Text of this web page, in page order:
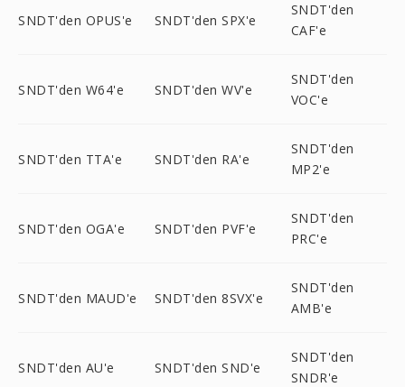
SNDT'den OPUS'e SNDT'den SPX'e
SNDT'den
CAF'e
SNDT'den W64'e SNDT'den WV'e
SNDT'den
VOC'e
SNDT'den TTA'e SNDT'den RA'e
SNDT'den
MP2'e
SNDT'den OGA'e SNDT'den PVF'e
SNDT'den
PRC'e
SNDT'den MAUD'e SNDT'den 8SVX'e
SNDT'den
AMB'e
SNDT'den AU'e SNDT'den SND'e
SNDT'den
SNDR'e